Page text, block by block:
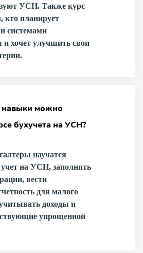
УСН. Также курс
кто планирует
системами
и хочет улучшить свои
навыки можно
бухучета на УСН?
научатся
на УСН, заполнять
вести
для малого
доходы и
упрощенной